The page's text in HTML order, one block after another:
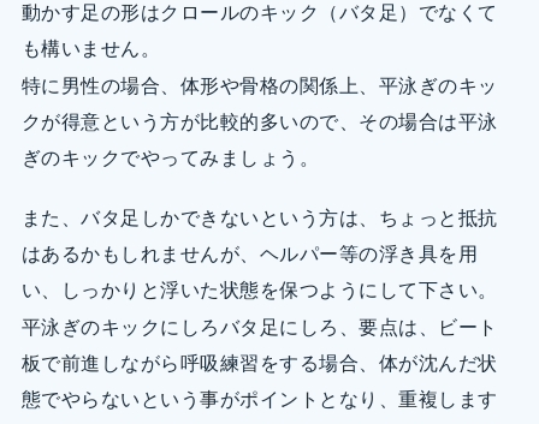
動かす足の形はクロールのキック（バタ足）でなくて
も構いません。
特に男性の場合、体形や骨格の関係上、平泳ぎのキッ
クが得意という方が比較的多いので、その場合は平泳
ぎのキックでやってみましょう。
また、バタ足しかできないという方は、ちょっと抵抗
はあるかもしれませんが、ヘルパー等の浮き具を用
い、しっかりと浮いた状態を保つようにして下さい。
平泳ぎのキックにしろバタ足にしろ、要点は、ビート
板で前進しながら呼吸練習をする場合、体が沈んだ状
態でやらないという事がポイントとなり、重複します